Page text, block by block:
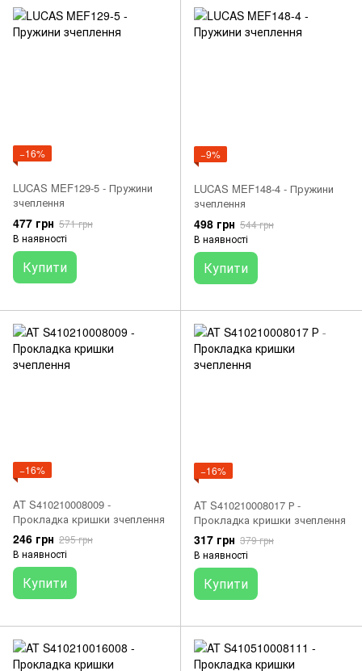
−16%
LUCAS MEF129-5 - Пружини
зчеплення
477 грн 571 грн
В наявності
Купити
−9%
LUCAS MEF148-4 - Пружини
зчеплення
498 грн 544 грн
В наявності
Купити
−16%
AT S410210008009 -
Прокладка кришки зчеплення
246 грн 295 грн
В наявності
Купити
−16%
AT S410210008017 Р -
Прокладка кришки зчеплення
317 грн 379 грн
В наявності
Купити